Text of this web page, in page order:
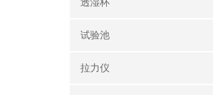
透湿杯
试验池
拉力仪